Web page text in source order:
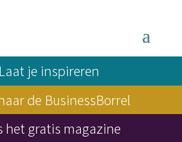
Laat je inspireren
de BusinessBorrel
het gratis magazine